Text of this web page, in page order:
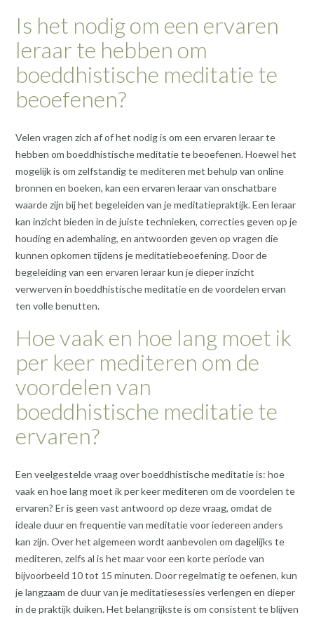
Is het nodig om een ervaren
leraar te hebben om
boeddhistische meditatie te
beoefenen?
Velen vragen zich af of het nodig is om een ervaren leraar te
hebben om boeddhistische meditatie te beoefenen. Hoewel het
mogelijk is om zelfstandig te mediteren met behulp van online
bronnen en boeken, kan een ervaren leraar van onschatbare
waarde zijn bij het begeleiden van je meditatiepraktijk. Een leraar
kan inzicht bieden in de juiste technieken, correcties geven op je
houding en ademhaling, en antwoorden geven op vragen die
kunnen opkomen tijdens je meditatiebeoefening. Door de
begeleiding van een ervaren leraar kun je dieper inzicht
verwerven in boeddhistische meditatie en de voordelen ervan
ten volle benutten.
Hoe vaak en hoe lang moet ik
per keer mediteren om de
voordelen van
boeddhistische meditatie te
ervaren?
Een veelgestelde vraag over boeddhistische meditatie is: hoe
vaak en hoe lang moet ik per keer mediteren om de voordelen te
ervaren? Er is geen vast antwoord op deze vraag, omdat de
ideale duur en frequentie van meditatie voor iedereen anders
kan zijn. Over het algemeen wordt aanbevolen om dagelijks te
mediteren, zelfs al is het maar voor een korte periode van
bijvoorbeeld 10 tot 15 minuten. Door regelmatig te oefenen, kun
je langzaam de duur van je meditatiesessies verlengen en dieper
in de praktijk duiken. Het belangrijkste is om consistent te blijven